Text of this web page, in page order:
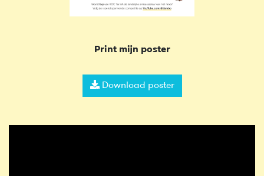
Print mijn poster
Download poster